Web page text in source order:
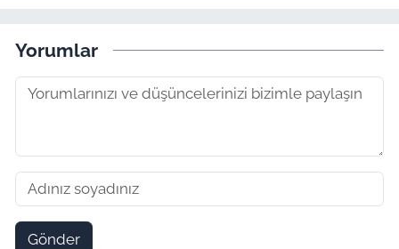
Yorumlar
Gönder